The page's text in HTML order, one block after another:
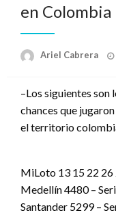
en Colombia
Ariel Cabrera
–Los siguientes son
chances que
el territorio
MiLoto 13 15 22 26
Medellín 4480 –
Santander 5299 –